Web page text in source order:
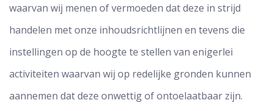
waarvan wij menen of vermoeden dat deze in strijd
handelen met onze inhoudsrichtlijnen en tevens die
instellingen op de hoogte te stellen van enigerlei
activiteiten waarvan wij op redelijke gronden kunnen
aannemen dat deze onwettig of ontoelaatbaar zijn.